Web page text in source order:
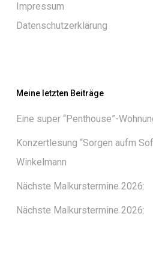
Impressum
Datenschutzerklärung
Meine letzten Beiträge
Eine super “Penthouse”-
Konzertlesung “Sorgen aufm
Winkelmann
Nächste Malkurstermine 2026:
Nächste Malkurstermine 2026: